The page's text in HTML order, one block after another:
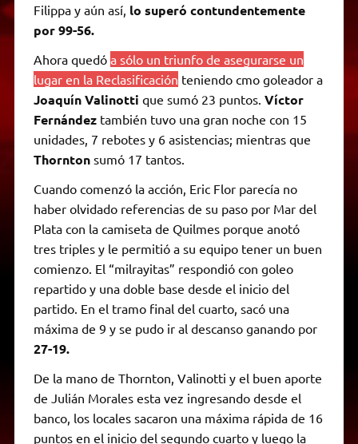
Filippa y aún así, lo superó contundentemente
por 99-56.
Ahora quedó a sólo un triunfo de asegurarse un
lugar en la Reclasificación teniendo cmo goleador a
Joaquín Valinotti que sumó 23 puntos. Víctor
Fernándeztambién tuvo una gran noche con 15
unidades, 7 rebotes y 6 asistencias; mientras que
Thorntonsumó 17 tantos.
Cuando comenzó la acción, Eric Flor parecía no
haber olvidado referencias de su paso por Mar del
Plata con la camiseta de Quilmes porque anotó
tres triples y le permitió a su equipo tener un buen
comienzo. El “milrayitas” respondió con goleo
repartido y una doble base desde el inicio del
partido. En el tramo final del cuarto, sacó una
máxima de 9 y se pudo ir al descanso ganando por
27-19.
De la mano de Thornton, Valinotti y el buen aporte
de Julián Morales esta vez ingresando desde el
banco, los locales sacaron una máxima rápida de 16
puntos en el inicio del segundo cuarto y luego la